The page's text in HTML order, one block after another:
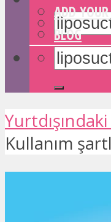
ADD
BLOG
Kullanım